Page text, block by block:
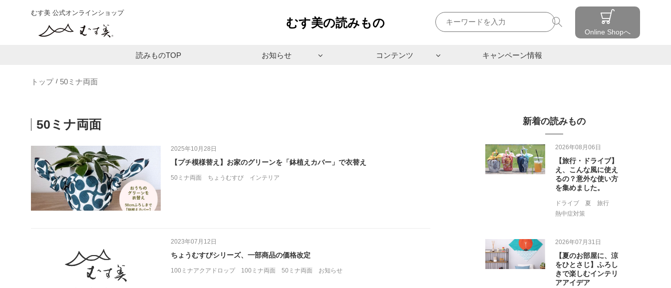
むす美 公式オンラインショップ
むす美の読みもの
Online Shopへ
検索
読みものTOP お知らせ コンテンツ キャンペーン情報
トップ 50ミナ両面
50ミナ両面
2025年10月28日
【プチ模様替え】お家のグリーンを「鉢植えカバー」で衣替え
50ミナ両面 ちょうむすび インテリア
2023年07月12日
ちょうむすびシリーズ、一部商品の価格改定
100ミナアクアドロップ 100ミナ両面 50ミナ両面 お知らせ
新着の読みもの
2026年08月06日
【旅行・ドライブ】
え、こんな風に使え
るの？意外な使い方
を集めました。
ドライブ 夏
旅行
熱中症対策
2026年07月31日
【夏のお部屋に、涼
をひとさじ】ふろし
きで楽しむインテリ
アアイデア